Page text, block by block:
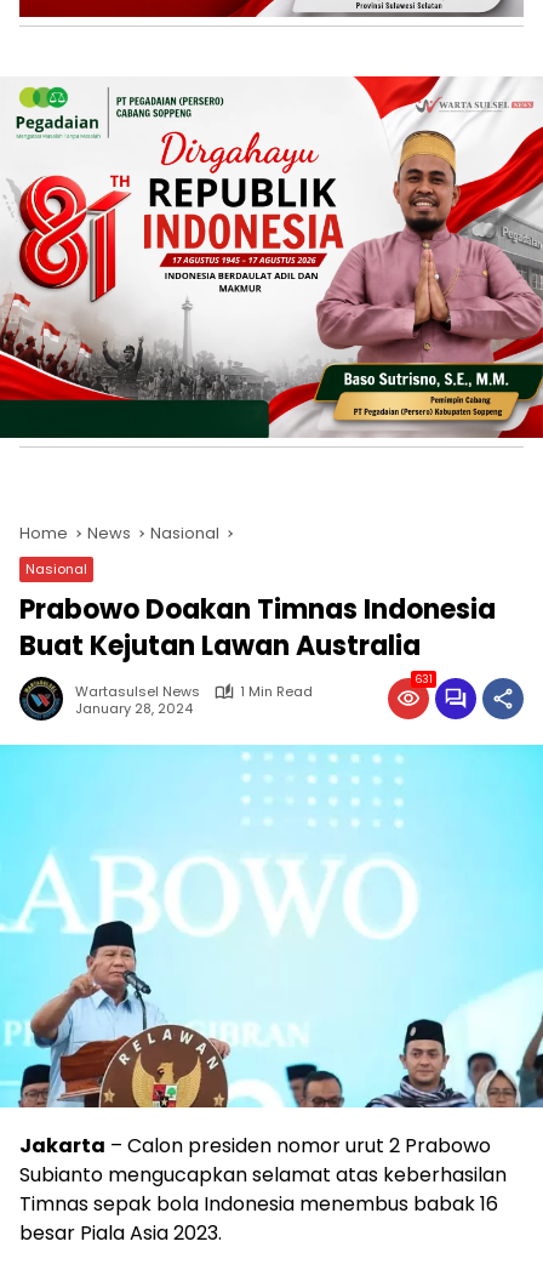
Home News Nasional
Nasional
Prabowo Doakan Timnas Indonesia
Buat Kejutan Lawan Australia
Wartasulsel News
1 Min Read
January 28, 2024
631
Jakarta – Calon presiden nomor urut 2 Prabowo
Subianto mengucapkan selamat atas keberhasilan
Timnas sepak bola Indonesia menembus babak 16
besar Piala Asia 2023.